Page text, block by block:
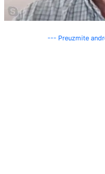
--- Preuzmite